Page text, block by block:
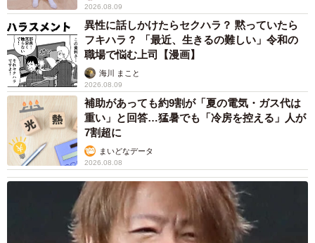
2026.08.09
異性に話しかけたらセクハラ？ 黙っていたら
フキハラ？ 「最近、生きるの難しい」令和の
職場で悩む上司【漫画】
海川 まこと
2026.08.09
補助があっても約9割が「夏の電気・ガス代は
重い」と回答…猛暑でも「冷房を控える」人が
7割超に
まいどなデータ
2026.08.08